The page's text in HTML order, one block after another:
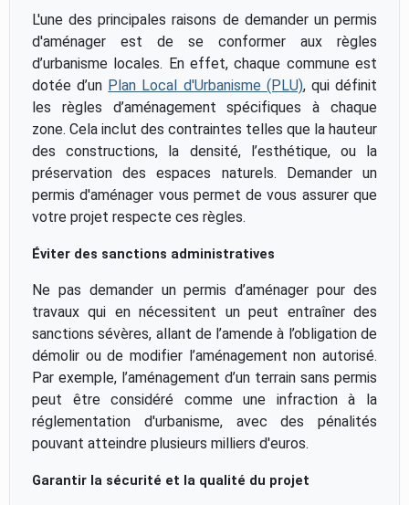
L'une des principales raisons de demander un permis
d'aménager est de se conformer aux règles
d’urbanisme locales. En effet, chaque commune est
dotée d’un Plan Local d'Urbanisme (PLU), qui définit
les règles d’aménagement spécifiques à chaque
zone. Cela inclut des contraintes telles que la hauteur
des constructions, la densité, l’esthétique, ou la
préservation des espaces naturels. Demander un
permis d'aménager vous permet de vous assurer que
votre projet respecte ces règles.
Éviter des sanctions administratives
Ne pas demander un permis d’aménager pour des
travaux qui en nécessitent un peut entraîner des
sanctions sévères, allant de l’amende à l’obligation de
démolir ou de modifier l’aménagement non autorisé.
Par exemple, l’aménagement d’un terrain sans permis
peut être considéré comme une infraction à la
réglementation d'urbanisme, avec des pénalités
pouvant atteindre plusieurs milliers d'euros.
Garantir la sécurité et la qualité du projet